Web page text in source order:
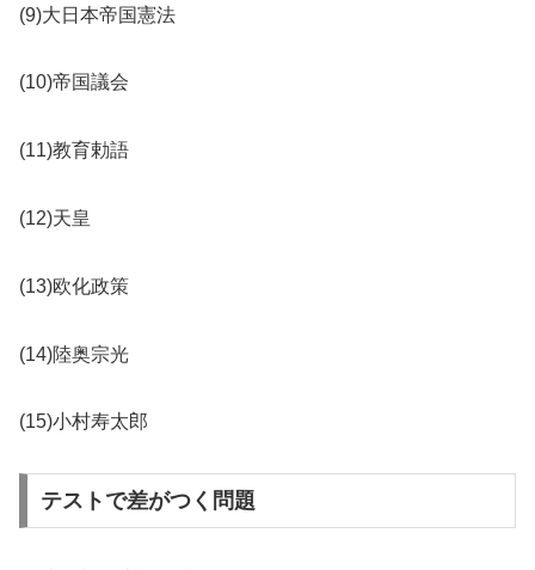
(9)大日本帝国憲法
(10)帝国議会
(11)教育勅語
(12)天皇
(13)欧化政策
(14)陸奥宗光
(15)小村寿太郎
テストで差がつく問題